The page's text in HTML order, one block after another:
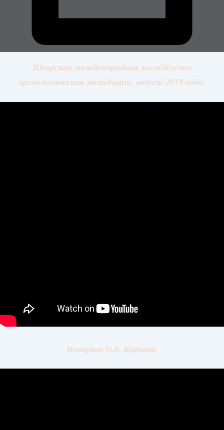
Югорская международная молодёжная
археологическая экспедиция, август 2019 года.
Интервью О.В. Кардаша.